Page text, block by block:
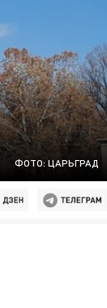
ФОТО: ЦАРЬГРАД